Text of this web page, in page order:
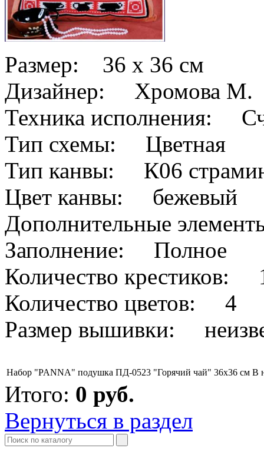
Размер: 36 x 36 см
Дизайнер: Хромова М.
Техника исполнения:
Тип схемы: Цветная
Тип канвы: К06
Цвет канвы: бежевый
Дополнительные
Заполнение: Полное
Количество крестиков:
Количество цветов: 4
Размер вышивки:
Набор "PANNA" подушка ПД-0523 "Горячий чай" 36х36 см В
Итого: 0 руб.
Вернуться в раздел